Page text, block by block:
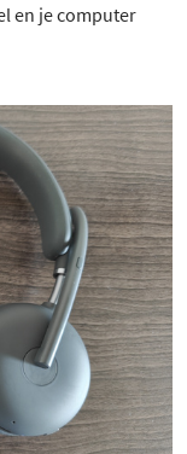
en je computer